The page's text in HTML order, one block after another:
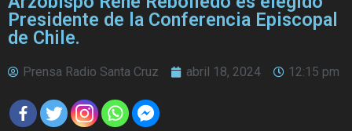
Presidente de la Conferencia Episcopal
de Chile.
Prensa Radio Santa Cruz abril 18, 2024 12:15 pm